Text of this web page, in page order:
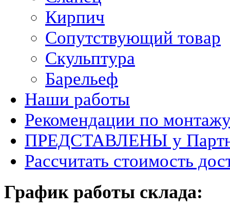
Кирпич
Сопутствующий товар
Скульптура
Барельеф
Наши работы
Рекомендации по
ПРЕДСТАВЛЕНЫ у
Рассчитать стоимость
График работы склада: